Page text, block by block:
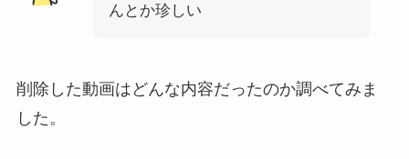
んとか珍しい
削除した動画はどんな内容だったのか調べてみま
した。